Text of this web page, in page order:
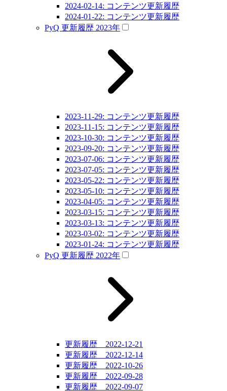
2024-02-14: コンテンツ更新履歴
2024-01-22: コンテンツ更新履歴
PyQ 更新履歴 2023年
2023-11-29: コンテンツ更新履歴
2023-11-15: コンテンツ更新履歴
2023-10-30: コンテンツ更新履歴
2023-09-20: コンテンツ更新履歴
2023-07-06: コンテンツ更新履歴
2023-07-05: コンテンツ更新履歴
2023-05-22: コンテンツ更新履歴
2023-05-10: コンテンツ更新履歴
2023-04-05: コンテンツ更新履歴
2023-03-15: コンテンツ更新履歴
2023-03-13: コンテンツ更新履歴
2023-03-02: コンテンツ更新履歴
2023-01-24: コンテンツ更新履歴
PyQ 更新履歴 2022年
更新履歴 2022-12-21
更新履歴 2022-12-14
更新履歴 2022-10-26
更新履歴 2022-09-28
更新履歴 2022-09-07